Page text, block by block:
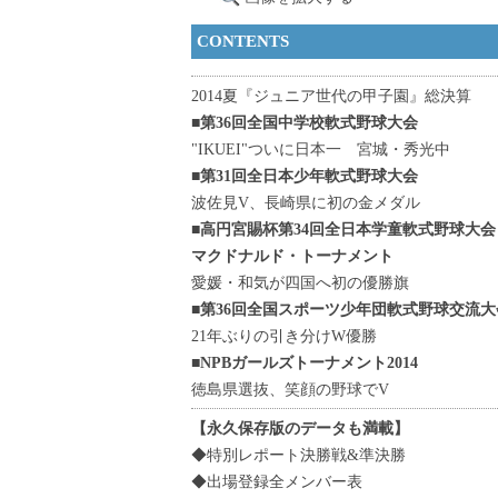
CONTENTS
2014夏『ジュニア世代の甲子園』総決算
■第36回全国中学校軟式野球大会
"IKUEI"ついに日本一 宮城・秀光中
■第31回全日本少年軟式野球大会
波佐見V、長崎県に初の金メダル
■高円宮賜杯第34回全日本学童軟式野球大会
マクドナルド・トーナメント
愛媛・和気が四国へ初の優勝旗
■第36回全国スポーツ少年団軟式野球交流
21年ぶりの引き分けW優勝
■NPBガールズトーナメント2014
徳島県選抜、笑顔の野球でV
【永久保存版のデータも満載】
◆特別レポート決勝戦&準決勝
◆出場登録全メンバー表